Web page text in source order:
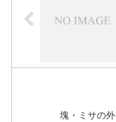
塊・ミサの